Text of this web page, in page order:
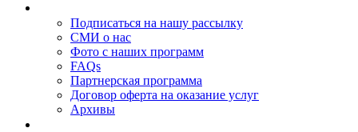
Подписаться на нашу рассылку
СМИ о нас
Фото с наших программ
FAQs
Партнерская программа
Договор оферта на оказание услуг
Архивы